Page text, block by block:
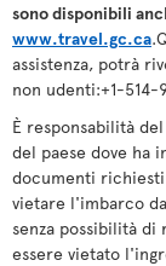
sono disponibili
www.travel.gc.ca
assistenza, potrà
non udenti:+1-514-
È responsabilità
del paese dove ha
documenti
vietare l'imbarco
senza possibilità
essere vietato